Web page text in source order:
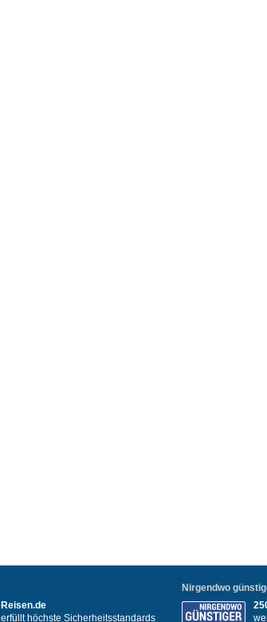
Reisen.de
erfüllt höchste Sicherheitsstandards
Nirgendwo